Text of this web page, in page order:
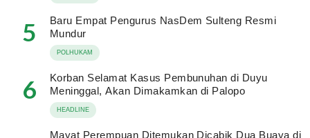
5
Baru Empat Pengurus NasDem Sulteng Resmi
Mundur
POLHUKAM
6
Korban Selamat Kasus Pembunuhan di Duyu
Meninggal, Akan Dimakamkan di Palopo
HEADLINE
Mayat Perempuan Ditemukan Dicabik Dua Buaya di